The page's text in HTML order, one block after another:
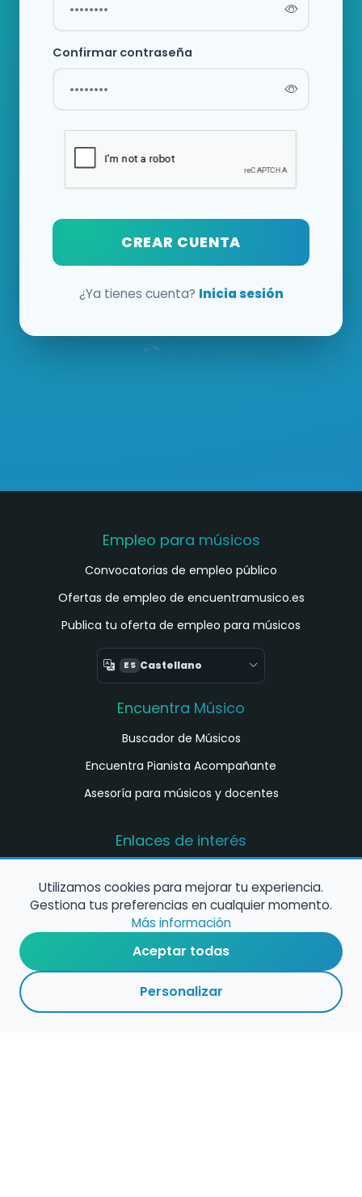
Confirmar contraseña
CREAR CUENTA
¿Ya tienes cuenta? Inicia sesión
Empleo para músicos
Convocatorias de empleo público
Ofertas de empleo de encuentramusico.es
Publica tu oferta de empleo para músicos
ES Castellano
Encuentra Músico
Buscador de Músicos
Encuentra Pianista Acompañante
Asesoría para músicos y docentes
Enlaces de interés
música en España
Configura alertas de empleo
Contacta con nosotros
Utilizamos cookies para mejorar tu experiencia.
Gestiona tus preferencias en cualquier momento.
Más información
Aceptar todas
Personalizar